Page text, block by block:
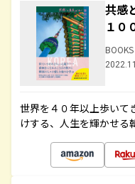
共感
１０
世界を４０年以上歩いて
けする、人生を輝かせる